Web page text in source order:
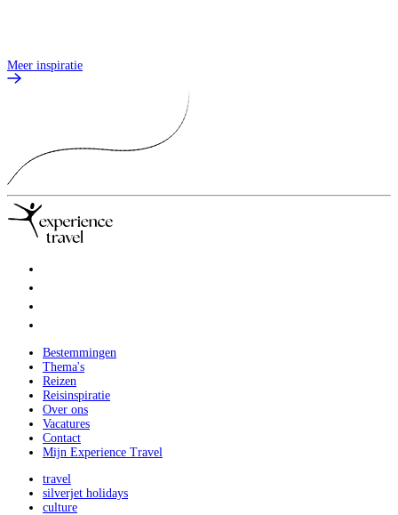
Meer inspiratie
Bestemmingen
Thema's
Reizen
Reisinspiratie
Over ons
Vacatures
Contact
Mijn Experience Travel
travel
silverjet holidays
culture